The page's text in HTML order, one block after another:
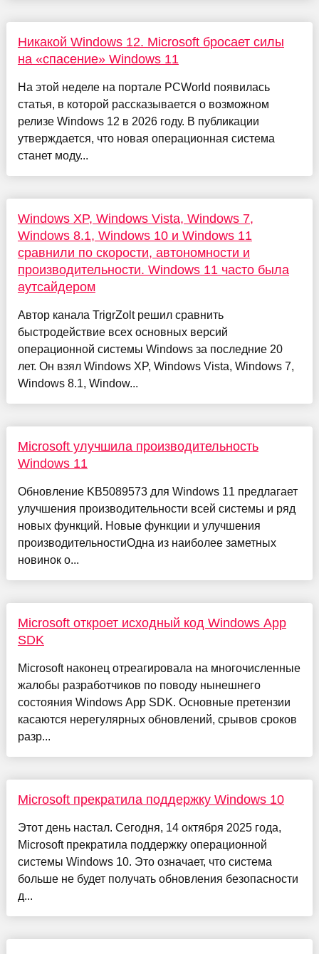
Никакой Windows 12. Microsoft бросает силы
на «спасение» Windows 11
На этой неделе на портале PCWorld появилась
статья, в которой рассказывается о возможном
релизе Windows 12 в 2026 году. В публикации
утверждается, что новая операционная система
станет моду...
Windows XP, Windows Vista, Windows 7,
Windows 8.1, Windows 10 и Windows 11
сравнили по скорости, автономности и
производительности. Windows 11 часто была
аутсайдером
Автор канала TrigrZolt решил сравнить
быстродействие всех основных версий
операционной системы Windows за последние 20
лет. Он взял Windows XP, Windows Vista, Windows 7,
Windows 8.1, Window...
Microsoft улучшила производительность
Windows 11
Обновление KB5089573 для Windows 11 предлагает
улучшения производительности всей системы и ряд
новых функций. Новые функции и улучшения
производительностиОдна из наиболее заметных
новинок о...
Microsoft откроет исходный код Windows App
SDK
Microsoft наконец отреагировала на многочисленные
жалобы разработчиков по поводу нынешнего
состояния Windows App SDK. Основные претензии
касаются нерегулярных обновлений, срывов сроков
разр...
Microsoft прекратила поддержку Windows 10
Этот день настал. Сегодня, 14 октября 2025 года,
Microsoft прекратила поддержку операционной
системы Windows 10. Это означает, что система
больше не будет получать обновления безопасности
д...